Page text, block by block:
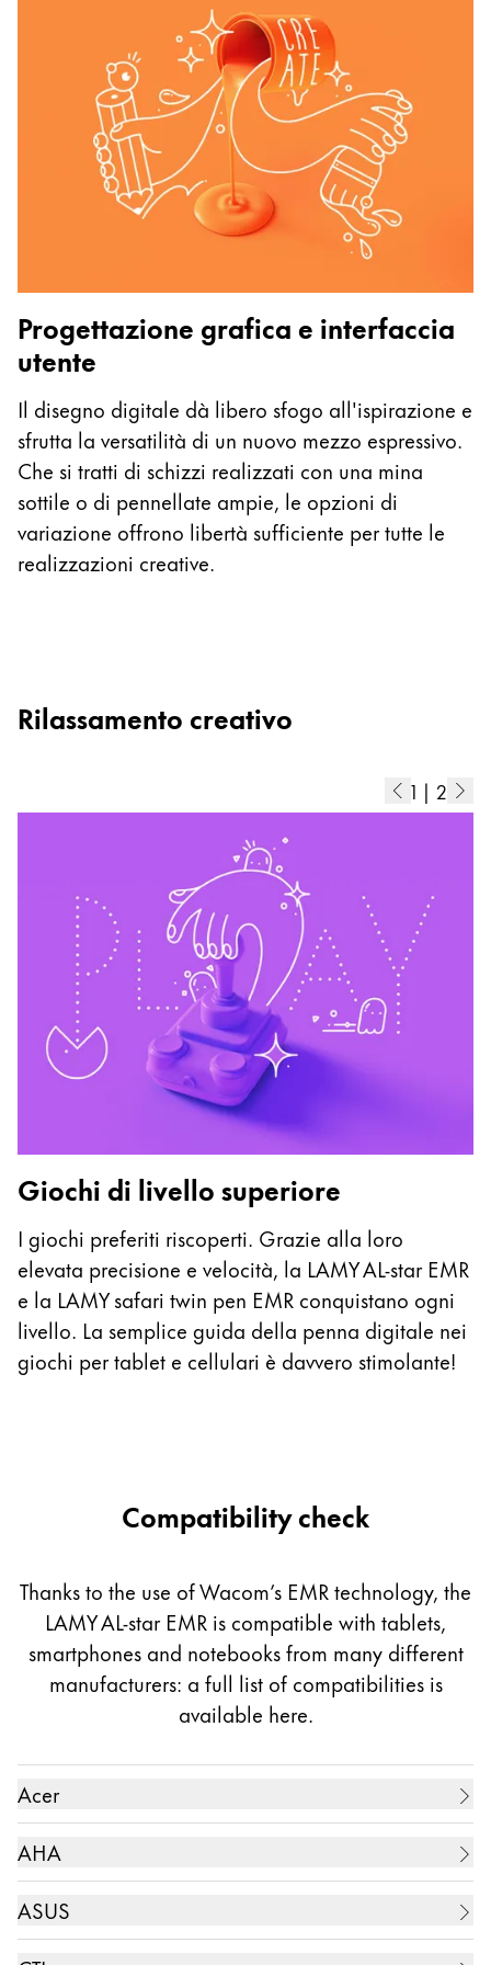
Progettazione grafica e interfaccia
utente
Il disegno digitale dà libero sfogo all'ispirazione e
sfrutta la versatilità di un nuovo mezzo espressivo.
Che si tratti di schizzi realizzati con una mina
sottile o di pennellate ampie, le opzioni di
variazione offrono libertà sufficiente per tutte le
realizzazioni creative.
Rilassamento creativo
1 | 2
Giochi di livello superiore
I giochi preferiti riscoperti. Grazie alla loro
elevata precisione e velocità, la LAMY AL-star EMR
e la LAMY safari twin pen EMR conquistano ogni
livello. La semplice guida della penna digitale nei
giochi per tablet e cellulari è davvero stimolante!
Compatibility check
Thanks to the use of Wacom’s EMR technology, the
LAMY AL-star EMR is compatible with tablets,
smartphones and notebooks from many different
manufacturers: a full list of compatibilities is
available here.
Acer
Tablet PC
9.7 Chromebook Tab 10 (D651N-F14M)
13.5 Zoll Switch 7 Black Edition
AHA
Monitor
Paperless Tablet 15 (15.1 Zoll)
ASUS
Tablet PC